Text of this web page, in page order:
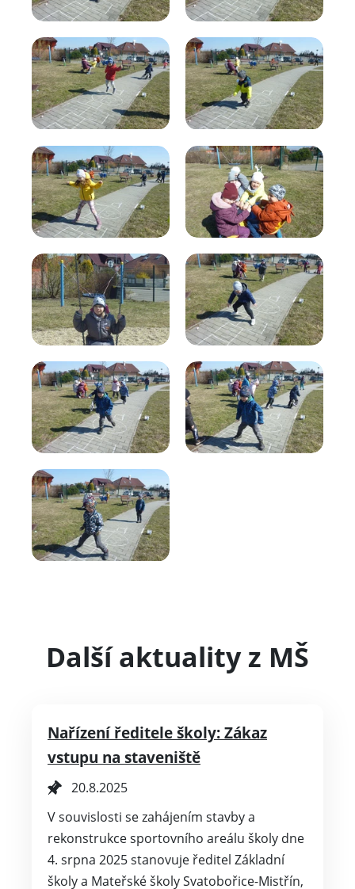
Další aktuality z MŠ
Nařízení ředitele školy: Zákaz
vstupu na staveniště
20.8.2025
V souvislosti se zahájením stavby a
rekonstrukce sportovního areálu školy dne
4. srpna 2025 stanovuje ředitel Základní
školy a Mateřské školy Svatobořice-Mistřín,